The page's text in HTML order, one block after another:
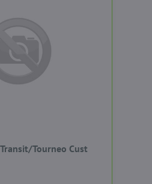
Tourneo Cust